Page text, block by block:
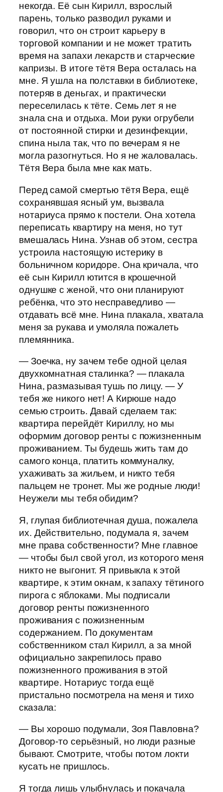
некогда. Её сын Кирилл, взрослый
парень, только разводил руками и
говорил, что он строит карьеру в
торговой компании и не может тратить
время на запахи лекарств и старческие
капризы. В итоге тётя Вера осталась на
мне. Я ушла на полставки в библиотеке,
потеряв в деньгах, и практически
переселилась к тёте. Семь лет я не
знала сна и отдыха. Мои руки огрубели
от постоянной стирки и дезинфекции,
спина ныла так, что по вечерам я не
могла разогнуться. Но я не жаловалась.
Тётя Вера была мне как мать.
Перед самой смертью тётя Вера, ещё
сохранявшая ясный ум, вызвала
нотариуса прямо к постели. Она хотела
переписать квартиру на меня, но тут
вмешалась Нина. Узнав об этом, сестра
устроила настоящую истерику в
больничном коридоре. Она кричала, что
её сын Кирилл ютится в крошечной
однушке с женой, что они планируют
ребёнка, что это несправедливо —
отдавать всё мне. Нина плакала, хватала
меня за рукава и умоляла пожалеть
племянника.
— Зоечка, ну зачем тебе одной целая
двухкомнатная сталинка? — плакала
Нина, размазывая тушь по лицу. — У
тебя же никого нет! А Кирюше надо
семью строить. Давай сделаем так:
квартира перейдёт Кириллу, но мы
оформим договор ренты с пожизненным
проживанием. Ты будешь жить там до
самого конца, платить коммуналку,
ухаживать за жильем, и никто тебя
пальцем не тронет. Мы же родные люди!
Неужели мы тебя обидим?
Я, глупая библиотечная душа, пожалела
их. Действительно, подумала я, зачем
мне права собственности? Мне главное
— чтобы был свой угол, из которого меня
никто не выгонит. Я привыкла к этой
квартире, к этим окнам, к запаху тётиного
пирога с яблоками. Мы подписали
договор ренты пожизненного
проживания с пожизненным
содержанием. По документам
собственником стал Кирилл, а за мной
официально закрепилось право
пожизненного проживания в этой
квартире. Нотариус тогда ещё
пристально посмотрела на меня и тихо
сказала:
— Вы хорошо подумали, Зоя Павловна?
Договор-то серьёзный, но люди разные
бывают. Смотрите, чтобы потом локти
кусать не пришлось.
Я тогда лишь улыбнулась и покачала